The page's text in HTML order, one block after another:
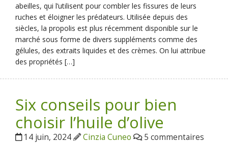
abeilles, qui l’utilisent pour combler les fissures de leurs
ruches et éloigner les prédateurs. Utilisée depuis des
siècles, la propolis est plus récemment disponible sur le
marché sous forme de divers suppléments comme des
gélules, des extraits liquides et des crèmes. On lui attribue
des propriétés […]
Six conseils pour bien
choisir l’huile d’olive
14 juin, 2024 Cinzia Cuneo 5 commentaires